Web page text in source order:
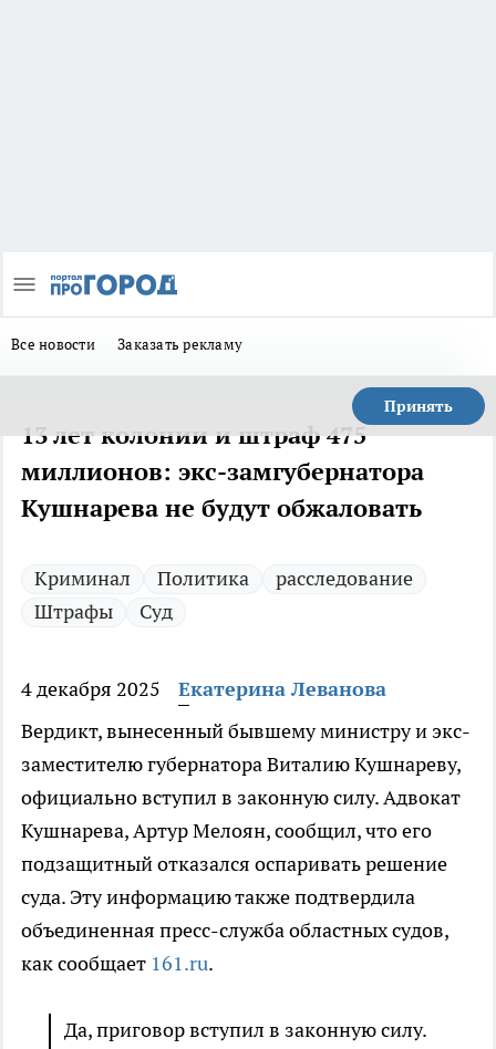
Все новости Заказать рекламу
Принять
13 лет колонии и штраф 475
миллионов: экс-замгубернатора
Кушнарева не будут обжаловать
Криминал Политика
расследование
Штрафы
Суд
4 декабря 2025
Екатерина Леванова
Вердикт, вынесенный бывшему министру и экс-
заместителю губернатора Виталию Кушнареву,
официально вступил в законную силу. Адвокат
Кушнарева, Артур Мелоян, сообщил, что его
подзащитный отказался оспаривать решение
суда. Эту информацию также подтвердила
объединенная пресс-служба областных судов,
как сообщает 161.ru.
Да, приговор вступил в законную силу.